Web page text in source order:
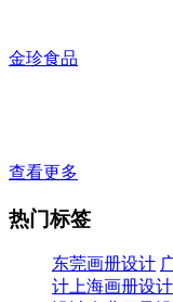
金珍食品
查看更多
热门标签
东莞画册设计
计 上海画册设